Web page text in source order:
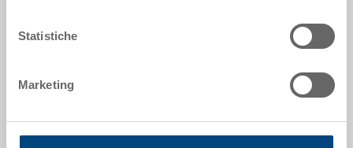
Statistiche
Marketing
Dati tecnici